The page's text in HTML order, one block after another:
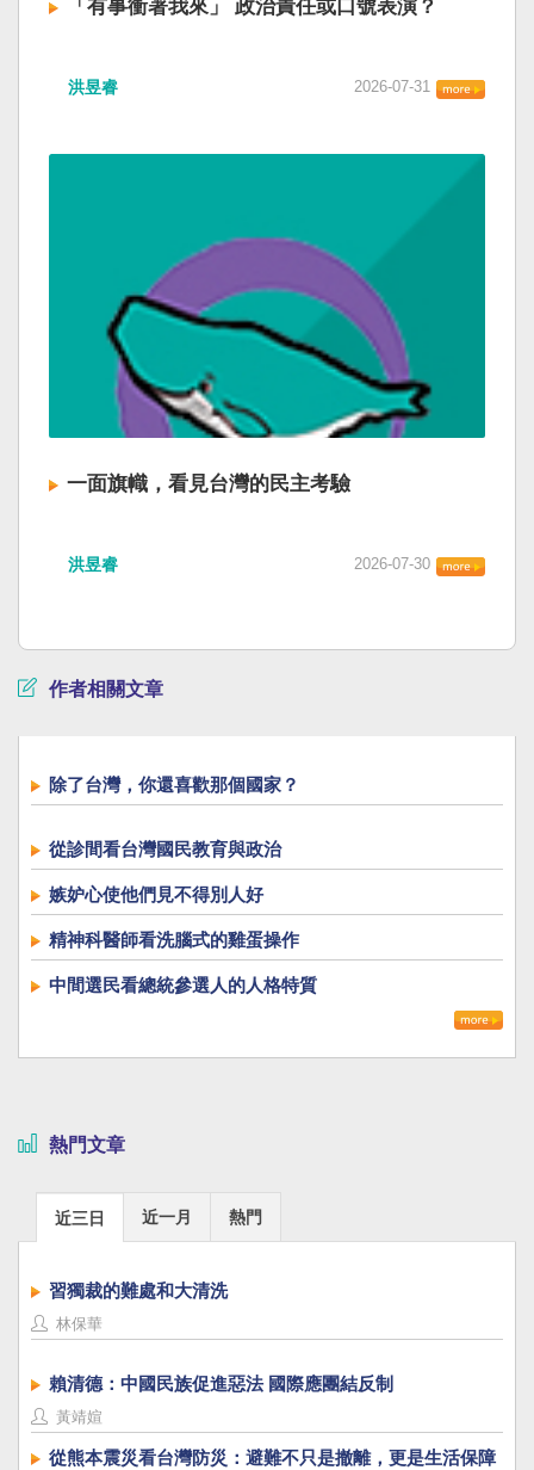
「有事衝著我來」 政治責任或口號表演？
洪昱睿 2026-07-31
一面旗幟，看見台灣的民主考驗
洪昱睿 2026-07-30
作者相關文章
除了台灣，你還喜歡那個國家？
從診間看台灣國民教育與政治
嫉妒心使他們見不得別人好
精神科醫師看洗腦式的雞蛋操作
中間選民看總統參選人的人格特質
熱門文章
近三日 近一月 熱門
習獨裁的難處和大清洗
林保華
賴清德：中國民族促進惡法 國際應團結反制
黃靖媗
從熊本震災看台灣防災：避難不只是撤離，更是生活保障